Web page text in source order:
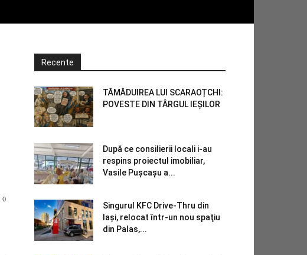
0
Recente
TĂMĂDUIREA LUI SCARAOȚCHI:
POVESTE DIN TÂRGUL IEȘILOR
După ce consilierii locali i-au
respins proiectul imobiliar,
Vasile Pușcașu a...
Singurul KFC Drive-Thru din
Iași, relocat într-un nou spaţiu
din Palas,...